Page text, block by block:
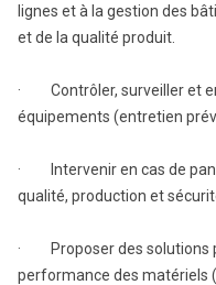
lignes et à la gestion des
et de la qualité produit.
· Contrôler, surveiller et
équipements (entretien
· Intervenir en cas de
qualité, production et
· Proposer des solutions
performance des matériels